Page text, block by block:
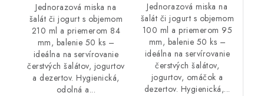
Jednorazová miska na
šalát či jogurt s objemom
210 ml a priemerom 84
mm, balenie 50 ks –
ideálna na servírovanie
čerstvých šalátov, jogurtov
a dezertov. Hygienická,
odolná a...
Jednorazová miska na
šalát či jogurt s objemom
100 ml a priemerom 95
mm, balenie 50 ks –
ideálna na servírovanie
čerstvých šalátov,
jogurtov, omáčok a
dezertov. Hygienická,...